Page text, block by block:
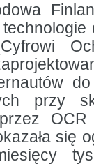
przy
się